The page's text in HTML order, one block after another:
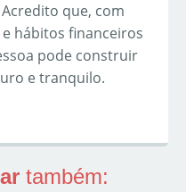
que, com
hábitos financeiros
pode construir
e tranquilo.
também: